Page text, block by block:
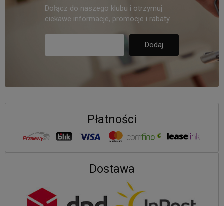
Dołącz do naszego klubu i otrzymuj
ciekawe informacje, promocje i rabaty.
Płatności
Dostawa